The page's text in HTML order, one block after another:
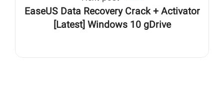
EaseUS Data Recovery Crack + Activator
[Latest] Windows 10 gDrive